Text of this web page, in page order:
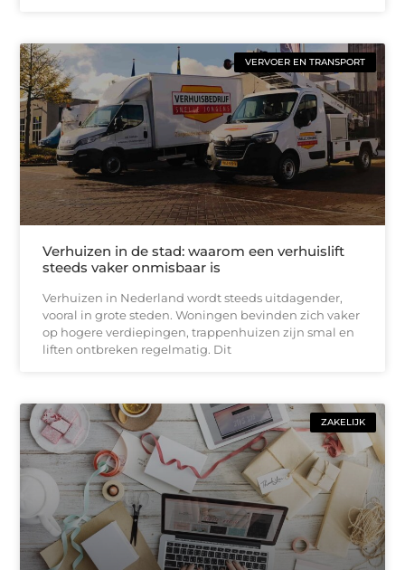
VERVOER EN TRANSPORT
Verhuizen in de stad: waarom een verhuislift
steeds vaker onmisbaar is
Verhuizen in Nederland wordt steeds uitdagender,
vooral in grote steden. Woningen bevinden zich vaker
op hogere verdiepingen, trappenhuizen zijn smal en
liften ontbreken regelmatig. Dit
ZAKELIJK